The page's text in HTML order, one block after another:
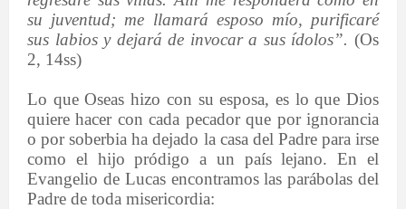
su juventud; me llamará esposo mío, purificaré
sus labios y dejará de invocar a sus ídolos”.(Os
2, 14ss)
Lo que Oseas hizo con su esposa, es lo que Dios
quiere hacer con cada pecador que por ignorancia
o por soberbia ha dejado la casa del Padre para irse
como el hijo pródigo a un país lejano. En el
Evangelio de Lucas encontramos las parábolas del
Padre de toda misericordia: